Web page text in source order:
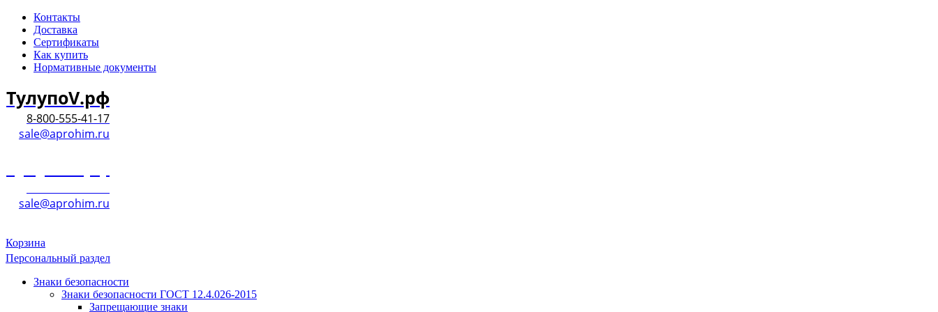
Контакты
Доставка
Сертификаты
Как купить
Нормативные документы
ТулупоV.рф
8-800-555-41-17
sale@aprohim.ru
sale@aprohim.ru
Корзина
Персональный раздел
Знаки безопасности
Знаки безопасности ГОСТ 12.4.026-2015
Запрещающие знаки